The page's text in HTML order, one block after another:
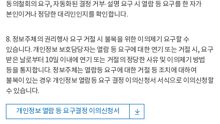
동의철회의 요구, 자동화된 결정 거부·설명 요구 시 열람 등 요구를 한 자가
본인이거나 정당한 대리인인지를 확인합니다.
8. 정보주체의 권리행사 요구 거절 시 불복을 위한 이의제기 요구할 수
있습니다. 개인정보 보호담당자는 열람 등 요구에 대한 연기 또는 거절 시, 요구
받은 날로부터 10일 이내에 연기 또는 거절의 정당한 사유 및 이의제기 방법
등을 통지합니다. 정보주체는 열람등 요구에 대한 거절 등 조치에 대하여
불복이 있는 경우 개인정보 열람등 요구 결정 이의신청서 서식으로 이의신청할
수 있습니다.
개인정보 열람 등 요구결정 이의신청서